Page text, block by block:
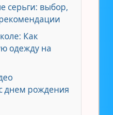
серьги: выбор,
Как
одежду на
днем рождения